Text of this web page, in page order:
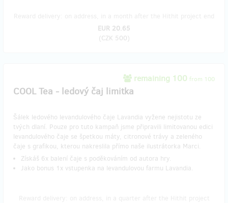
EUR 20.65
(CZK 500)
remaining 100 from 100
COOL Tea - ledový čaj limitka
Šálek ledového levandulového čaje Lavandia vyžene nejistotu ze
tvých dlaní. Pouze pro tuto kampaň jsme připravili limitovanou edici
levandulového čaje se špetkou máty, citronové trávy a zeleného
čaje s grafikou, kterou nakreslila přímo naše ilustrátorka Marci.
Získáš 6x balení čaje s poděkováním od autora hry.
Jako bonus 1x vstupenka na levandulovou farmu Lavandia.